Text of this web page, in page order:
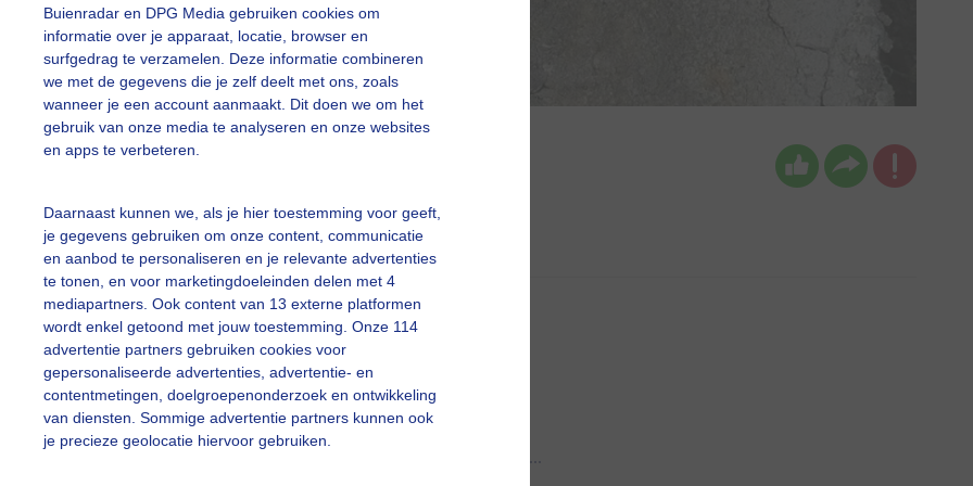
Buienradar en DPG Media gebruiken cookies om
informatie over je apparaat, locatie, browser en
surfgedrag te verzamelen. Deze informatie combineren
we met de gegevens die je zelf deelt met ons, zoals
wanneer je een account aanmaakt. Dit doen we om het
gebruik van onze media te analyseren en onze websites
en apps te verbeteren.
Daarnaast kunnen we, als je hier toestemming voor geeft,
je gegevens gebruiken om onze content, communicatie
en aanbod te personaliseren en je relevante advertenties
te tonen, en voor marketingdoeleinden delen met 4
mediapartners. Ook content van 13 externe platformen
wordt enkel getoond met jouw toestemming. Onze 114
advertentie partners gebruiken cookies voor
gepersonaliseerde advertenties, advertentie- en
contentmetingen, doelgroepenonderzoek en ontwikkeling
van diensten. Sommige advertentie partners kunnen ook
je precieze geolocatie hiervoor gebruiken.
heter aan de grond met droogtescheuren
Heet
slideshow